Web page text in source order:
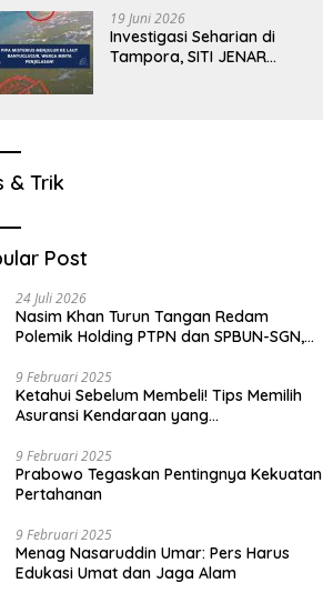
Menunjukkan
Akuntabilitas.
19 Juni 2026
Investigasi Seharian di
Tampora, SITI JENAR
& Trik
Post
24 Juli 2026
Nasim Khan Turun Tangan Redam
Polemik Holding PTPN dan SPBUN-SGN,
9 Februari 2025
Ketahui Sebelum Membeli! Tips Memilih
Asuransi Kendaraan yang
9 Februari 2025
Prabowo Tegaskan Pentingnya Kekuatan
Pertahanan
9 Februari 2025
Menag Nasaruddin Umar: Pers Harus
Edukasi Umat dan Jaga Alam